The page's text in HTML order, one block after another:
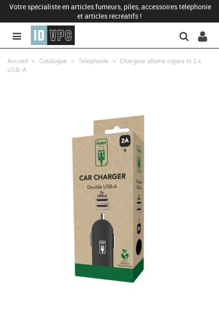
Votre spécialiste en articles fumeurs, piles, accessoires téléphonie
et articles récréatifs !
Accueil > Catalogue > Téléphonie > Chargeur allume cigare to 2 x
USB-A